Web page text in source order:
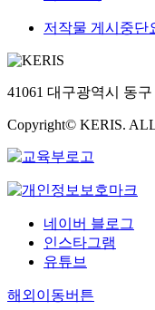
저작물 게시중단
41061 대구광역시 동
Copyright© KERIS.
네이버 블로그
인스타그램
유튜브
해외이동버튼